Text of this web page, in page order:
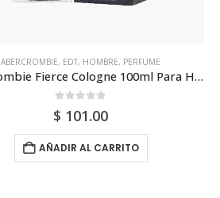
ANTONIO BANDERAS ,HOMBRE ,PERFUME
Antonio Banderas King Of Seduction Edt 100ml Para Hombre
$45.00
AÑADIR AL CARRITO